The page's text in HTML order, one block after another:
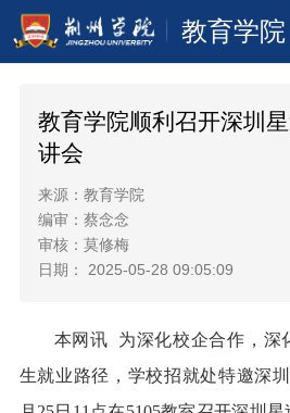
教育学院
教育学院顺利召开深圳
讲会
来源：教育学院
编审：蔡念念
审核：莫修梅
日期： 2025-05-28 09:05:09
本网讯
为深化校企合作，深
生就业路径，学校招就处特邀深